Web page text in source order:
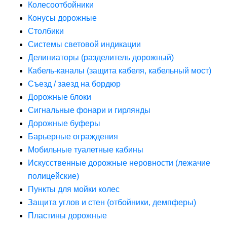
Колесоотбойники
Конусы дорожные
Столбики
Системы световой индикации
Делиниаторы (разделитель дорожный)
Кабель-каналы (защита кабеля, кабельный мост)
Съезд / заезд на бордюр
Дорожные блоки
Сигнальные фонари и гирлянды
Дорожные буферы
Барьерные ограждения
Мобильные туалетные кабины
Искусственные дорожные неровности (лежачие
полицейские)
Пункты для мойки колес
Защита углов и стен (отбойники, демпферы)
Пластины дорожные